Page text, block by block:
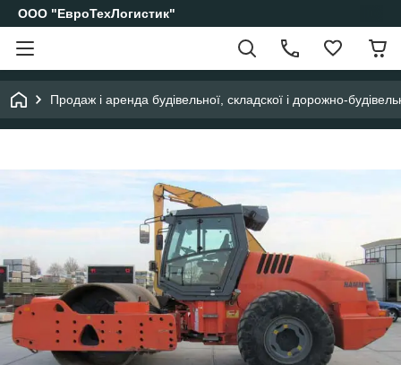
ООО "ЕвроТехЛогистик"
Продаж і аренда будівельної, складскої і дорожно-